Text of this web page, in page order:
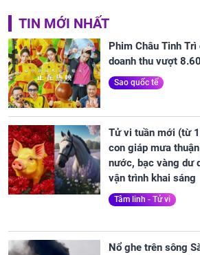
TIN MỚI NHẤT
Phim Châu Tinh
doanh thu vượt
Sao quốc tế
Tử vi tuần mới (từ
con giáp mưa
nước, bạc vàng dư
vận trình khai sáng
Tâm linh - Tử vi
Nổ ghe trên sông